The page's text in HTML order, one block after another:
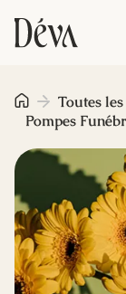
Obsèques
Prévoyance
Monument
Toutes
Pompes